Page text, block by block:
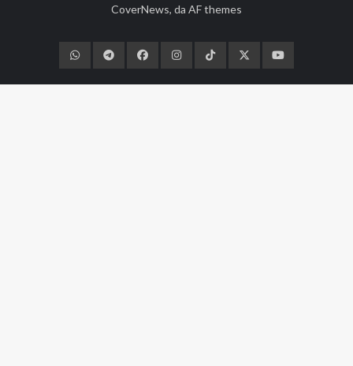
CoverNews, da AF themes